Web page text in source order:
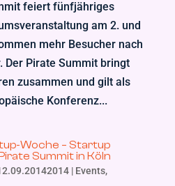
feiert fünfjähriges
am 2. und
mehr Besucher nach
Der Pirate Summit bringt
zusammen und gilt als
Konferenz...
Woche – Startup
Summit in Köln
| Events,